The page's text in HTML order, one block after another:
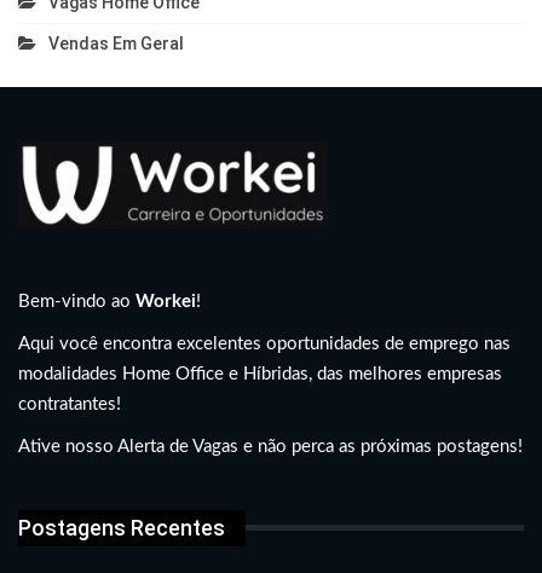
Vendas Em Geral
Bem-vindo ao Workei!
Aqui você encontra excelentes oportunidades de emprego nas
modalidades Home Office e Híbridas, das melhores empresas
contratantes!
Ative nosso Alerta de Vagas e não perca as próximas postagens!
Postagens Recentes